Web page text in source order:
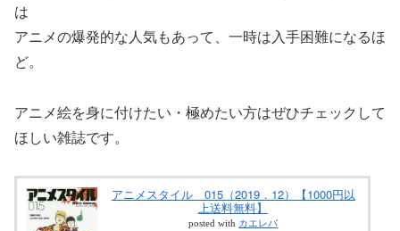
は
アニメの爆発的な人気もあって、一時は入手困難になるほ
ど。
アニメ絵を身に付けたい・極めたい方はぜひチェックして
ほしい雑誌です。
アニメスタイル 015（2019．12）【1000円以
上送料無料】
posted with カエレバ